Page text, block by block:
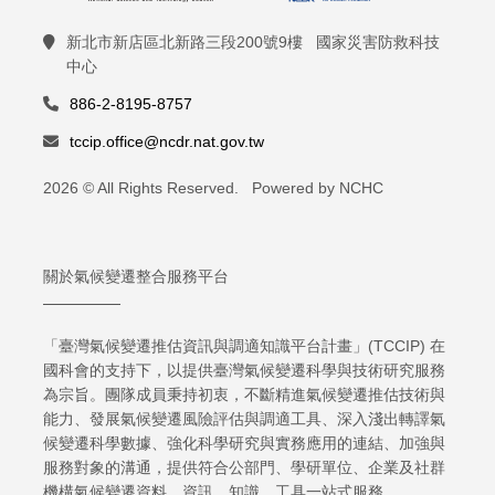
新北市新店區北新路三段200號9樓 國家災害防救科技
中心
886-2-8195-8757
tccip.office@ncdr.nat.gov.tw
2026 © All Rights Reserved. Powered by NCHC
關於氣候變遷整合服務平台
「臺灣氣候變遷推估資訊與調適知識平台計畫」(TCCIP) 在
國科會的支持下，以提供臺灣氣候變遷科學與技術研究服務
為宗旨。團隊成員秉持初衷，不斷精進氣候變遷推估技術與
能力、發展氣候變遷風險評估與調適工具、深入淺出轉譯氣
候變遷科學數據、強化科學研究與實務應用的連結、加強與
服務對象的溝通，提供符合公部門、學研單位、企業及社群